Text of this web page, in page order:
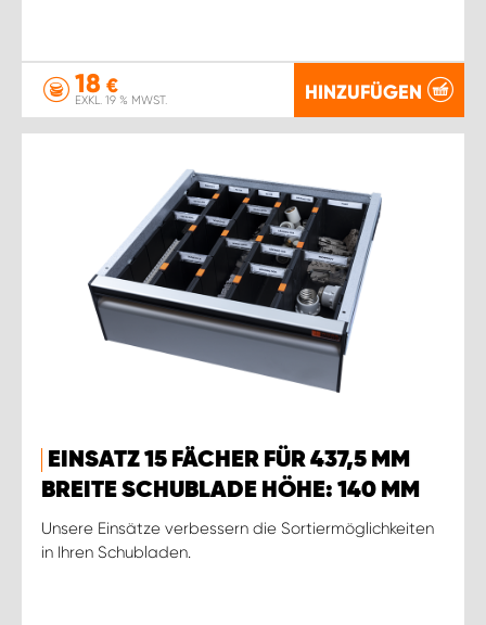
18 €
EXKL. 19 % MWST. HINZUFÜGEN
EINSATZ 15 FÄCHER FÜR 437,5 MM
BREITE SCHUBLADE HÖHE: 140 MM
Unsere Einsätze verbessern die Sortiermöglichkeiten
in Ihren Schubladen.